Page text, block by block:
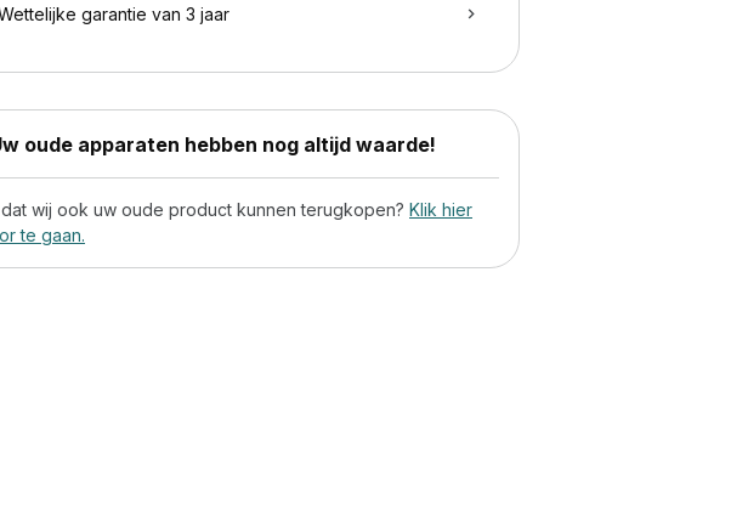
garantie van 3 jaar
oude apparaten hebben nog altijd waarde!
wij ook uw oude product kunnen terugkopen? Klik hier
te gaan.